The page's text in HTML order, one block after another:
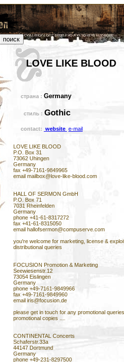
LOVE LIKE BLOOD
страна : Germany
стиль : Gothic
contact: website e-mail
LOVE LIKE BLOOD
P.O. Box 31
73062 Uhingen
Germany
fax +49-7161-9849965
email mailbox@love-like-blood.com
HALL OF SERMON GmbH
P.O. Box 71
7031 Rheinfelden
Germany
phone +41-61-8317272
fax +41-61-8315050
email hallofsermon@compuserve.com
you're welcome for marketing, license &
distributional queries
FOCUSION Promotion & Marketing
Seewiesenstr.12
73054 Eislingen
Germany
phone +49-7161-9849966
fax +49-7161-9849960
email iris@focusion.de
please get in touch for any promotional
promotional copies ....
CONTINENTAL Concerts
Schaferstr.33a
44147 Dortmund
Germany
phone +49-231-8297500